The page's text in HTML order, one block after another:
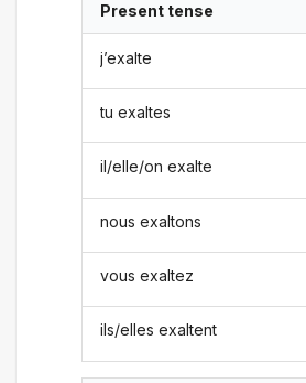
Present tense
j’exalte
tu exaltes
il/elle/on exalte
nous exaltons
vous exaltez
ils/elles exaltent